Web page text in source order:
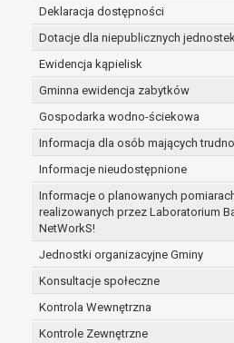
Deklaracja dostępności
Dotacje dla niepublicznych
Ewidencja kąpielisk
Gminna ewidencja zabytków
Gospodarka wodno-ściekowa
Informacja dla osób mających
Informacje nieudostępnione
Informacje o planowanych
realizowanych przez Laboratorium
NetWorkS!
Jednostki organizacyjne Gminy
Konsultacje społeczne
Kontrola Wewnętrzna
Kontrole Zewnętrzne
na podstawie zgody osoby,
przetwarzanie odbywa się
zgody.
W przypadku, gdy dane
w celu zawarcia i realizacji
odbywa się przez okres
zawartej umowy, a po tym
wymaganym przez przepisy
zabezpieczenia
przypadku wyrażenia zgody
danych po zakończeniu i
czasu wycofania tej zgody.
Ponadto w przypadku umów
dane osobowe od momentu
przechowywane są przez
umowy o dofinansowanie
beneficjentem a określoną